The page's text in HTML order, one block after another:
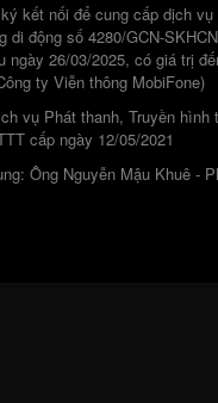
kết nối để cung cấp dịch vụ
di động số 4280/GCN-
ngày 26/03/2025, có giá trị
ty Viễn thông MobiFone)
vụ Phát thanh, Truyền hình
cấp ngày 12/05/2021
Ông Nguyễn Mậu Khuê -